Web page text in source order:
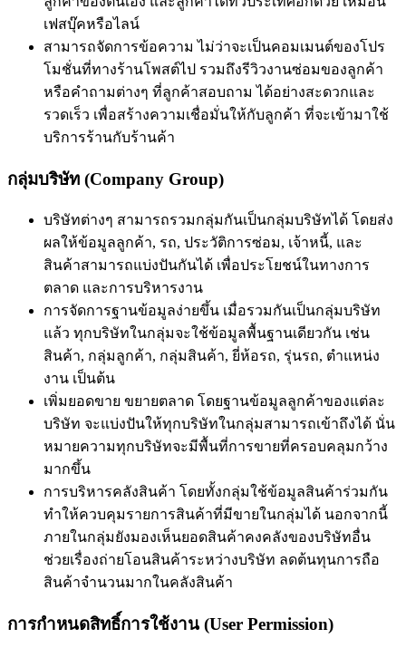
เฟสบุ๊คหรือไลน์
สามารถจัดการข้อความ ไม่ว่าจะเป็นคอมเมนต์ของโปร
โมชั่นที่ทางร้านโพสต์ไป รวมถึงรีวิวงานซ่อมของลูกค้า
หรือคำถามต่างๆ ที่ลูกค้าสอบถาม ได้อย่างสะดวกและ
รวดเร็ว เพื่อสร้างความเชื่อมั่นให้กับลูกค้า ที่จะเข้ามาใช้
บริการร้านกับร้านค้า
กลุ่มบริษัท (Company Group)
บริษัทต่างๆ สามารถรวมกลุ่มกันเป็นกลุ่มบริษัทได้ โดยส่ง
ผลให้ข้อมูลลูกค้า, รถ, ประวัติการซ่อม, เจ้าหนี้, และ
สินค้าสามารถแบ่งปันกันได้ เพื่อประโยชน์ในทางการ
ตลาด และการบริหารงาน
การจัดการฐานข้อมูลง่ายขึ้น เมื่อรวมกันเป็นกลุ่มบริษัท
แล้ว ทุกบริษัทในกลุ่มจะใช้ข้อมูลพื้นฐานเดียวกัน เช่น
สินค้า, กลุ่มลูกค้า, กลุ่มสินค้า, ยี่ห้อรถ, รุ่นรถ, ตำแหน่ง
งาน เป็นต้น
เพิ่มยอดขาย ขยายตลาด โดยฐานข้อมูลลูกค้าของแต่ละ
บริษัท จะแบ่งปันให้ทุกบริษัทในกลุ่มสามารถเข้าถึงได้ นั่น
หมายความทุกบริษัทจะมีพื้นที่การขายที่ครอบคลุมกว้าง
มากขึ้น
การบริหารคลังสินค้า โดยทั้งกลุ่มใช้ข้อมูลสินค้าร่วมกัน
ทำให้ควบคุมรายการสินค้าที่มีขายในกลุ่มได้ นอกจากนี้
ภายในกลุ่มยังมองเห็นยอดสินค้าคงคลังของบริษัทอื่น
ช่วยเรื่องถ่ายโอนสินค้าระหว่างบริษัท ลดต้นทุนการถือ
สินค้าจำนวนมากในคลังสินค้า
การกำหนดสิทธิ์การใช้งาน (User Permission)